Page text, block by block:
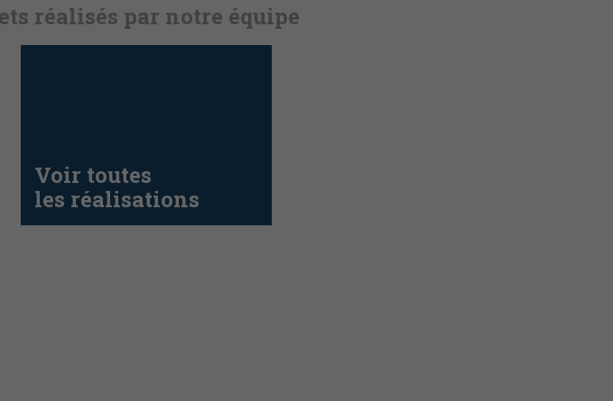
réalisés par notre équipe
Voir toutes
les réalisations